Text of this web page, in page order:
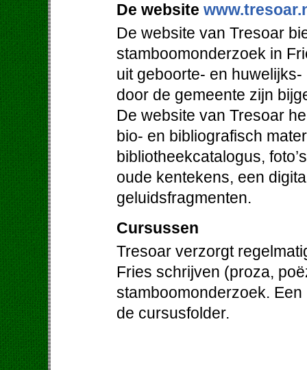
De website
De website van Tresoar
stamboomonderzoek in
uit geboorte- en
door de gemeente zijn
De website van Tresoar
bio- en bibliografisch
bibliotheekcatalogus,
oude kentekens, een
geluidsfragmenten.
Cursussen
Tresoar verzorgt
Fries schrijven (proza,
stamboomonderzoek.
de cursusfolder.